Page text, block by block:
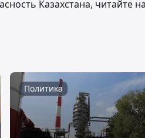
Казахстана, читайте
Политика